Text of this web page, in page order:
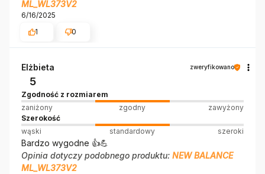
ML_WL373V2
6/16/2025
1
0
Elżbieta zweryfikowano
5
Zgodność z rozmiarem
zaniżony
zgodny
zawyżony
Szerokość
wąski
standardowy szeroki
Bardzo wygodne 👍️💪
Opinia dotyczy podobnego produktu: NEW BALANCE
ML_WL373V2